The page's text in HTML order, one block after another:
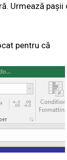
Urmează pașii
pentru că